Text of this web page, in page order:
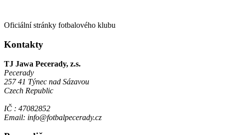
Oficiální stránky fotbalového klubu
Kontakty
TJ Jawa Pecerady, z.s.
Pecerady
257 41 Týnec nad Sázavou
Czech Republic
IČ : 47082852
Email: info@fotbalpecerady.cz